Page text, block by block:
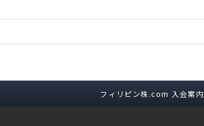
フィリピン株.com 入会案内